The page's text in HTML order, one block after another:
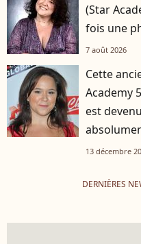
(Star
fois une
7 août 2026
Cette
Academy
est
13 décembre
DERNIÈRES